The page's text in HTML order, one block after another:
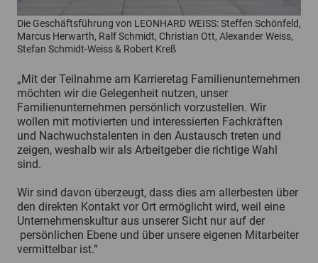
Die Geschäftsführung von LEONHARD WEISS: Steffen Schönfeld,
Marcus Herwarth, Ralf Schmidt, Christian Ott, Alexander Weiss,
Stefan Schmidt-Weiss & Robert Kreß
„Mit der Teilnahme am Karrieretag Familienunternehmen
möchten wir die Gelegenheit nutzen, unser
Familienunternehmen persönlich vorzustellen. Wir
wollen mit motivierten und interessierten Fachkräften
und Nachwuchstalenten in den Austausch treten und
zeigen, weshalb wir als Arbeitgeber die richtige Wahl
sind.
Wir sind davon überzeugt, dass dies am allerbesten über
den direkten Kontakt vor Ort ermöglicht wird, weil eine
Unternehmenskultur aus unserer Sicht nur auf der
persönlichen Ebene und über unsere eigenen Mitarbeiter
vermittelbar ist.“